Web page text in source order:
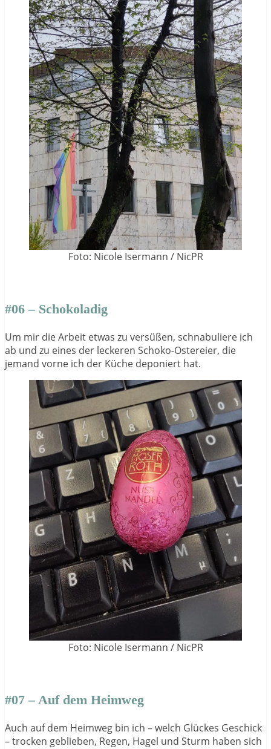
Foto: Nicole Isermann / NicPR
#06 – Schokoladig
Um mir die Arbeit etwas zu versüßen, schnabuliere ich
ab und zu eines der leckeren Schoko-Ostereier, die
jemand vorne ich der Küche deponiert hat.
Foto: Nicole Isermann / NicPR
#07 – Auf dem Heimweg
Auch auf dem Heimweg bin ich – welch Glückes Geschick
– trocken geblieben, Regen, Hagel und Sturm haben sich